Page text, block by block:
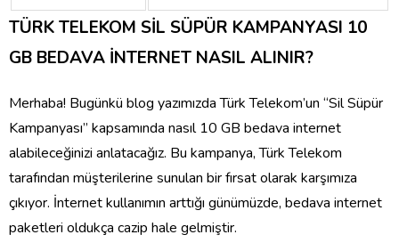
TÜRK TELEKOM SİL SÜPÜR KAMPANYASI 10
GB BEDAVA İNTERNET NASIL ALINIR?
Merhaba! Bugünkü blog yazımızda Türk Telekom’un “Sil Süpür
Kampanyası” kapsamında nasıl 10 GB bedava internet
alabileceğinizi anlatacağız. Bu kampanya, Türk Telekom
tarafından müşterilerine sunulan bir fırsat olarak karşımıza
çıkıyor. İnternet kullanımın arttığı günümüzde, bedava internet
paketleri oldukça cazip hale gelmiştir.